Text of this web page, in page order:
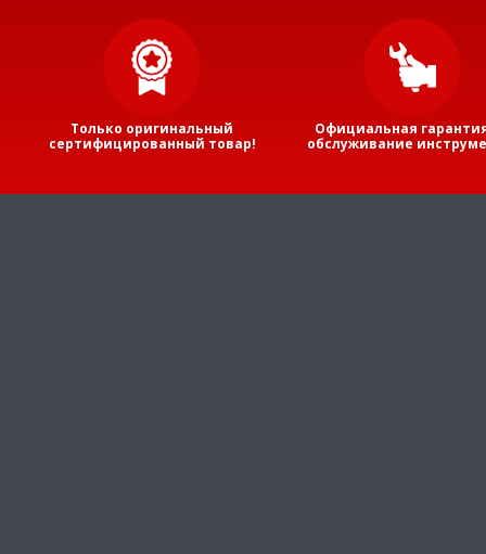
Только оригинальный
сертифицированный товар!
Официальная
обслуживание